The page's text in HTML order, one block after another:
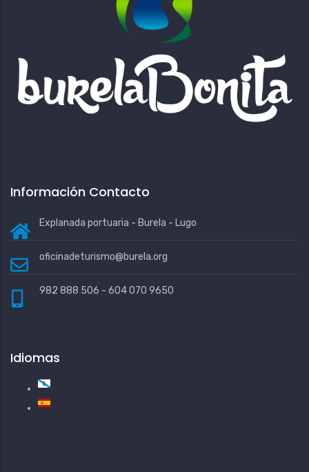
Información Contacto
Explanada portuaria - Burela - Lugo
oficinadeturismo@burela.org
982 888 506 - 604 070 9650
Idiomas